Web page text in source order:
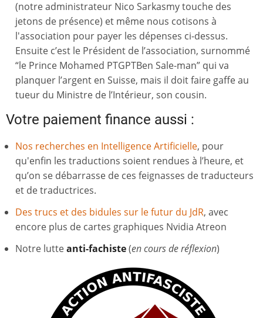
(notre administrateur Nico Sarkasmy touche des
jetons de présence) et même nous cotisons à
l'association pour payer les dépenses ci-dessus.
Ensuite c’est le Président de l’association, surnommé
“le Prince Mohamed PTGPTBen Sale-man” qui va
planquer l’argent en Suisse, mais il doit faire gaffe au
tueur du Ministre de l’Intérieur, son cousin.
Votre paiement finance aussi :
Nos recherches en Intelligence Artificielle, pour
qu'enfin les traductions soient rendues à l’heure, et
qu’on se débarrasse de ces feignasses de traducteurs
et de traductrices.
Des trucs et des bidules sur le futur du JdR, avec
encore plus de cartes graphiques Nvidia Atreon
Notre lutteanti-fachiste(en coursde réflexion)